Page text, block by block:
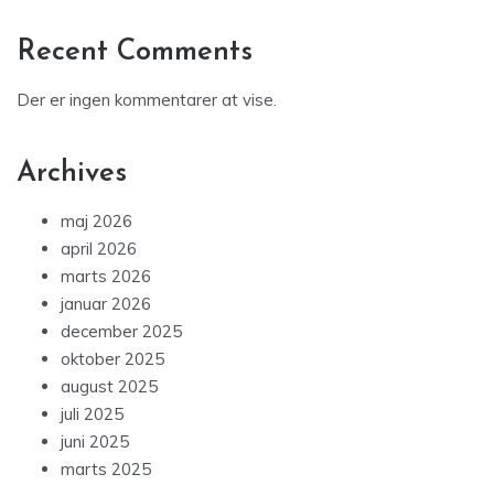
Recent Comments
Der er ingen kommentarer at vise.
Archives
maj 2026
april 2026
marts 2026
januar 2026
december 2025
oktober 2025
august 2025
juli 2025
juni 2025
marts 2025